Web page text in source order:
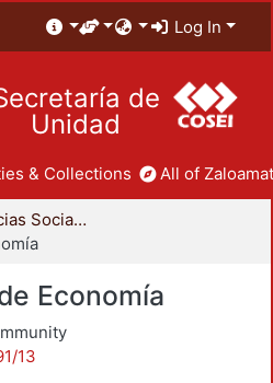
Log In
de
Unidad
& Collections All of
División de Ciencias Sociales y Humanidades
Economía
13